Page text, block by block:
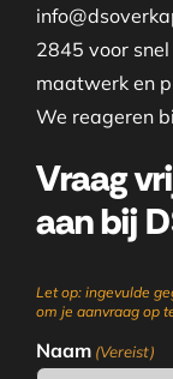
2845 voor
maatwerk en
We reageren
Vraag
aan bij
Let op: ingevulde
om je aanvraag op
Naam (Vereist)